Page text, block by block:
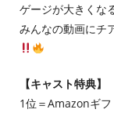
ゲージが大きくな
みんなの動画にチ
【キャスト特典】
1位＝Amazonギ